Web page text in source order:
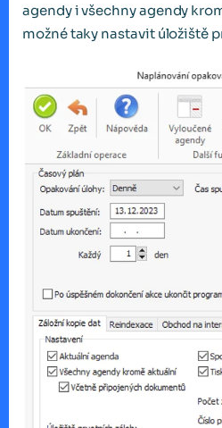
agendy i všechny agendy
možné taky nastavit úložiště